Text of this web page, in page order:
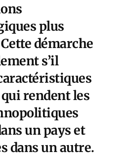
plus
démarche
s’il
rendent les
un pays et
dans un autre.